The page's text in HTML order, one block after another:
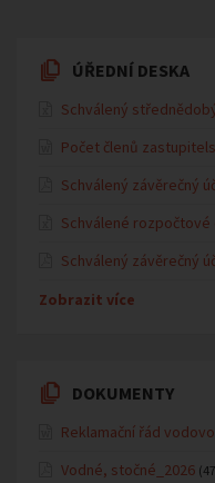
ÚŘEDNÍ DESKA
Schválený
Počet členů
Schválený závěrečný
Schválené
Schválený závěrečný
Zobrazit více
DOKUMENTY
Reklamační řád
Vodné, stočné_2026